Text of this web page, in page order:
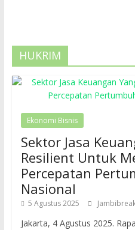
HUKRIM
Ekonomi Bisnis
Sektor Jasa
Resilient Untuk
Percepatan
Nasional
5 Agustus 2025
Jakarta, 4 Agustus 2025.